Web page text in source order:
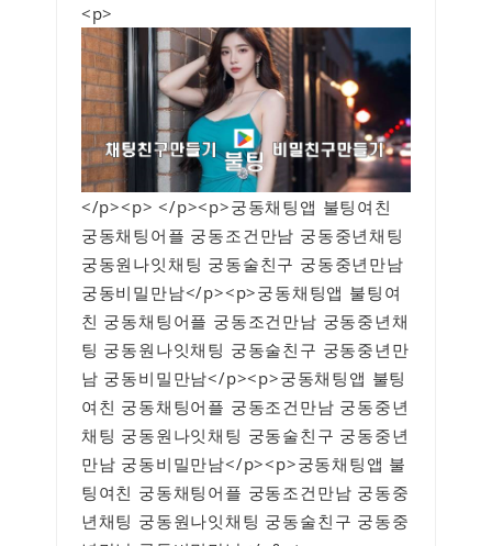
<p>
</p><p> </p><p>궁동채팅앱 불팅여친
궁동채팅어플 궁동조건만남 궁동중년채팅
궁동원나잇채팅 궁동술친구 궁동중년만남
궁동비밀만남</p><p>궁동채팅앱 불팅여
친 궁동채팅어플 궁동조건만남 궁동중년채
팅 궁동원나잇채팅 궁동술친구 궁동중년만
남 궁동비밀만남</p><p>궁동채팅앱 불팅
여친 궁동채팅어플 궁동조건만남 궁동중년
채팅 궁동원나잇채팅 궁동술친구 궁동중년
만남 궁동비밀만남</p><p>궁동채팅앱 불
팅여친 궁동채팅어플 궁동조건만남 궁동중
년채팅 궁동원나잇채팅 궁동술친구 궁동중